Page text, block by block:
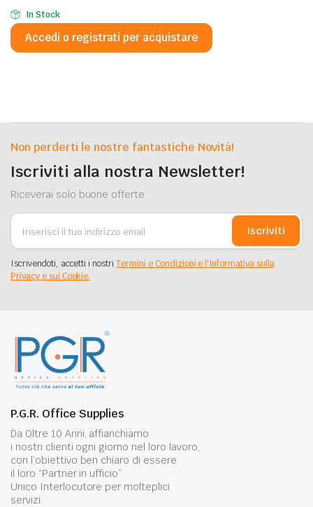
In Stock
Accedi o registrati per acquistare
Non perderti le nostre fantastiche Novità!
Iscriviti alla nostra Newsletter!
Riceverai solo buone offerte
Iscriviti
Iscrivendoti, accetti i nostriTermini e Condizioni e l'Informativa sulla
Privacy e sui Cookie.
P.G.R. Office Supplies
Da Oltre 10 Anni, affianchiamo
i nostri clienti ogni giorno nel loro lavoro,
con l’obiettivo ben chiaro di essere
il loro “Partner in ufficio” .
Unico Interlocutore per molteplici
servizi.